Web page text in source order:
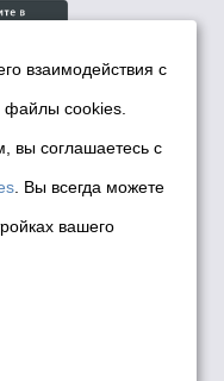
политики мэрии
системах
взаимодействия с
файлы cookies.
вы соглашаетесь с
. Вы всегда можете
вашего